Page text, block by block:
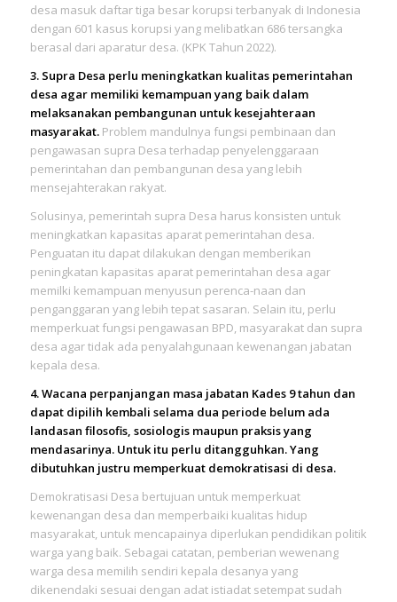
desa masuk daftar tiga besar korupsi terbanyak di Indonesia
dengan 601 kasus korupsi yang melibatkan 686 tersangka
berasal dari aparatur desa. (KPK Tahun 2022).
3. Supra Desa perlu meningkatkan kualitas pemerintahan
desa agar memiliki kemampuan yang baik dalam
melaksanakan pembangunan untuk kesejahteraan
masyarakat. Problem mandulnya fungsi pembinaan dan
pengawasan supra Desa terhadap penyelenggaraan
pemerintahan dan pembangunan desa yang lebih
mensejahterakan rakyat.
Solusinya, pemerintah supra Desa harus konsisten untuk
meningkatkan kapasitas aparat pemerintahan desa.
Penguatan itu dapat dilakukan dengan memberikan
peningkatan kapasitas aparat pemerintahan desa agar
memilki kemampuan menyusun perenca-naan dan
penganggaran yang lebih tepat sasaran. Selain itu, perlu
memperkuat fungsi pengawasan BPD, masyarakat dan supra
desa agar tidak ada penyalahgunaan kewenangan jabatan
kepala desa.
4. Wacana perpanjangan masa jabatan Kades 9 tahun dan
dapat dipilih kembali selama dua periode belum ada
landasan filosofis, sosiologis maupun praksis yang
mendasarinya. Untuk itu perlu ditangguhkan. Yang
dibutuhkan justru memperkuat demokratisasi di desa.
Demokratisasi Desa bertujuan untuk memperkuat
kewenangan desa dan memperbaiki kualitas hidup
masyarakat, untuk mencapainya diperlukan pendidikan politik
warga yang baik. Sebagai catatan, pemberian wewenang
warga desa memilih sendiri kepala desanya yang
dikenendaki sesuai dengan adat istiadat setempat sudah